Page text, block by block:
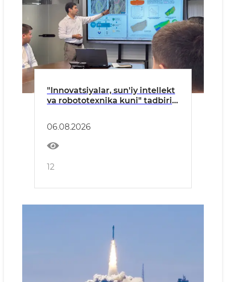
"Innovatsiyalar, sun'iy intellekt
va robototexnika kuni" tadbiri
06.08.2026
12